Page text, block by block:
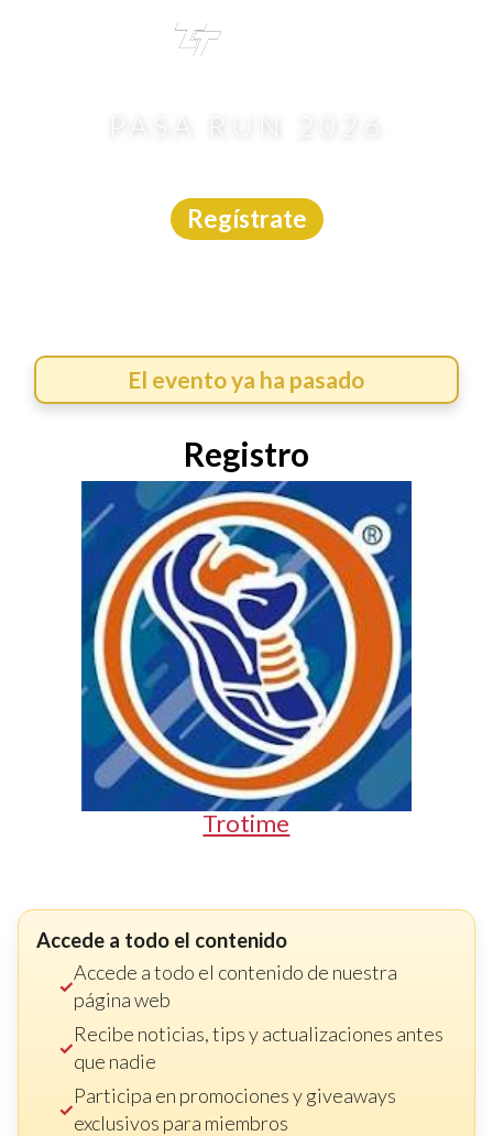
PASA RUN 2026
Regístrate
El evento ya ha pasado
Registro
Trotime
Accede a todo el contenido
Accede a todo el contenido de nuestra
página web
Recibe noticias, tips y actualizaciones antes
que nadie
Participa en promociones y giveaways
exclusivos para miembros